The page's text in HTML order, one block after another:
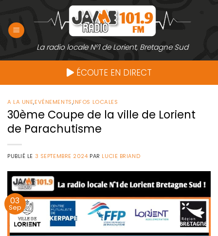
contenu
La radio locale N°1 de Lorient, Bretagne Sud
ÉCOUTE EN DIRECT
A LA UNE,EVÉNEMENTS,INFOS LOCALES
30ème Coupe de la ville de Lorient
de Parachutisme
PUBLIÉ LE 3 SEPTEMBRE 2024 PAR LUCIE BRIAND
03
Sep